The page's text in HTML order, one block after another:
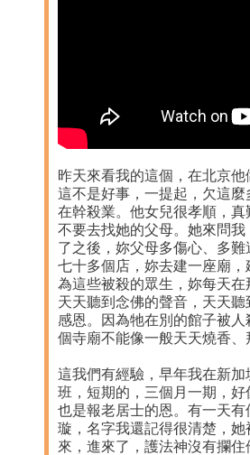
昨天來看我的這個，在北京
這不是好事，一提起，欠這
在幹殺業。他女兒很孝順，
不要去找她的父母。她來問
了之後，妳父母多傷心、多
七十多個店，妳去建一座廟
為這些被殺的眾生，妳每天
天天聽到念佛的聲音，天天
感恩。因為牠在別的館子被
個寺廟不能像一般天天燒香、
這我們有經驗，早年我在新
班，短期的，三個月一期，
也是報老居士的恩。有一天
璇，名字我還記得很清楚，
來，進來了，護法神沒有攔